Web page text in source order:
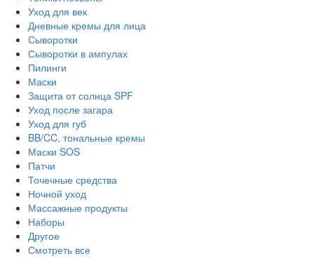
Уход для век
Дневные кремы для лица
Сыворотки
Сыворотки в ампулах
Пилинги
Маски
Защита от солнца SPF
Уход после загара
Уход для губ
BB/CC, тональные кремы
Маски SOS
Патчи
Точечные средства
Ночной уход
Массажные продукты
Наборы
Другое
Смотреть все